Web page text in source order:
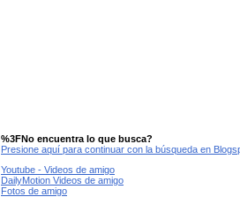
%3FNo encuentra lo que busca?
Presione aquí para continuar con la búsqueda en
Youtube - Videos de amigo
DailyMotion Videos de amigo
Fotos de amigo